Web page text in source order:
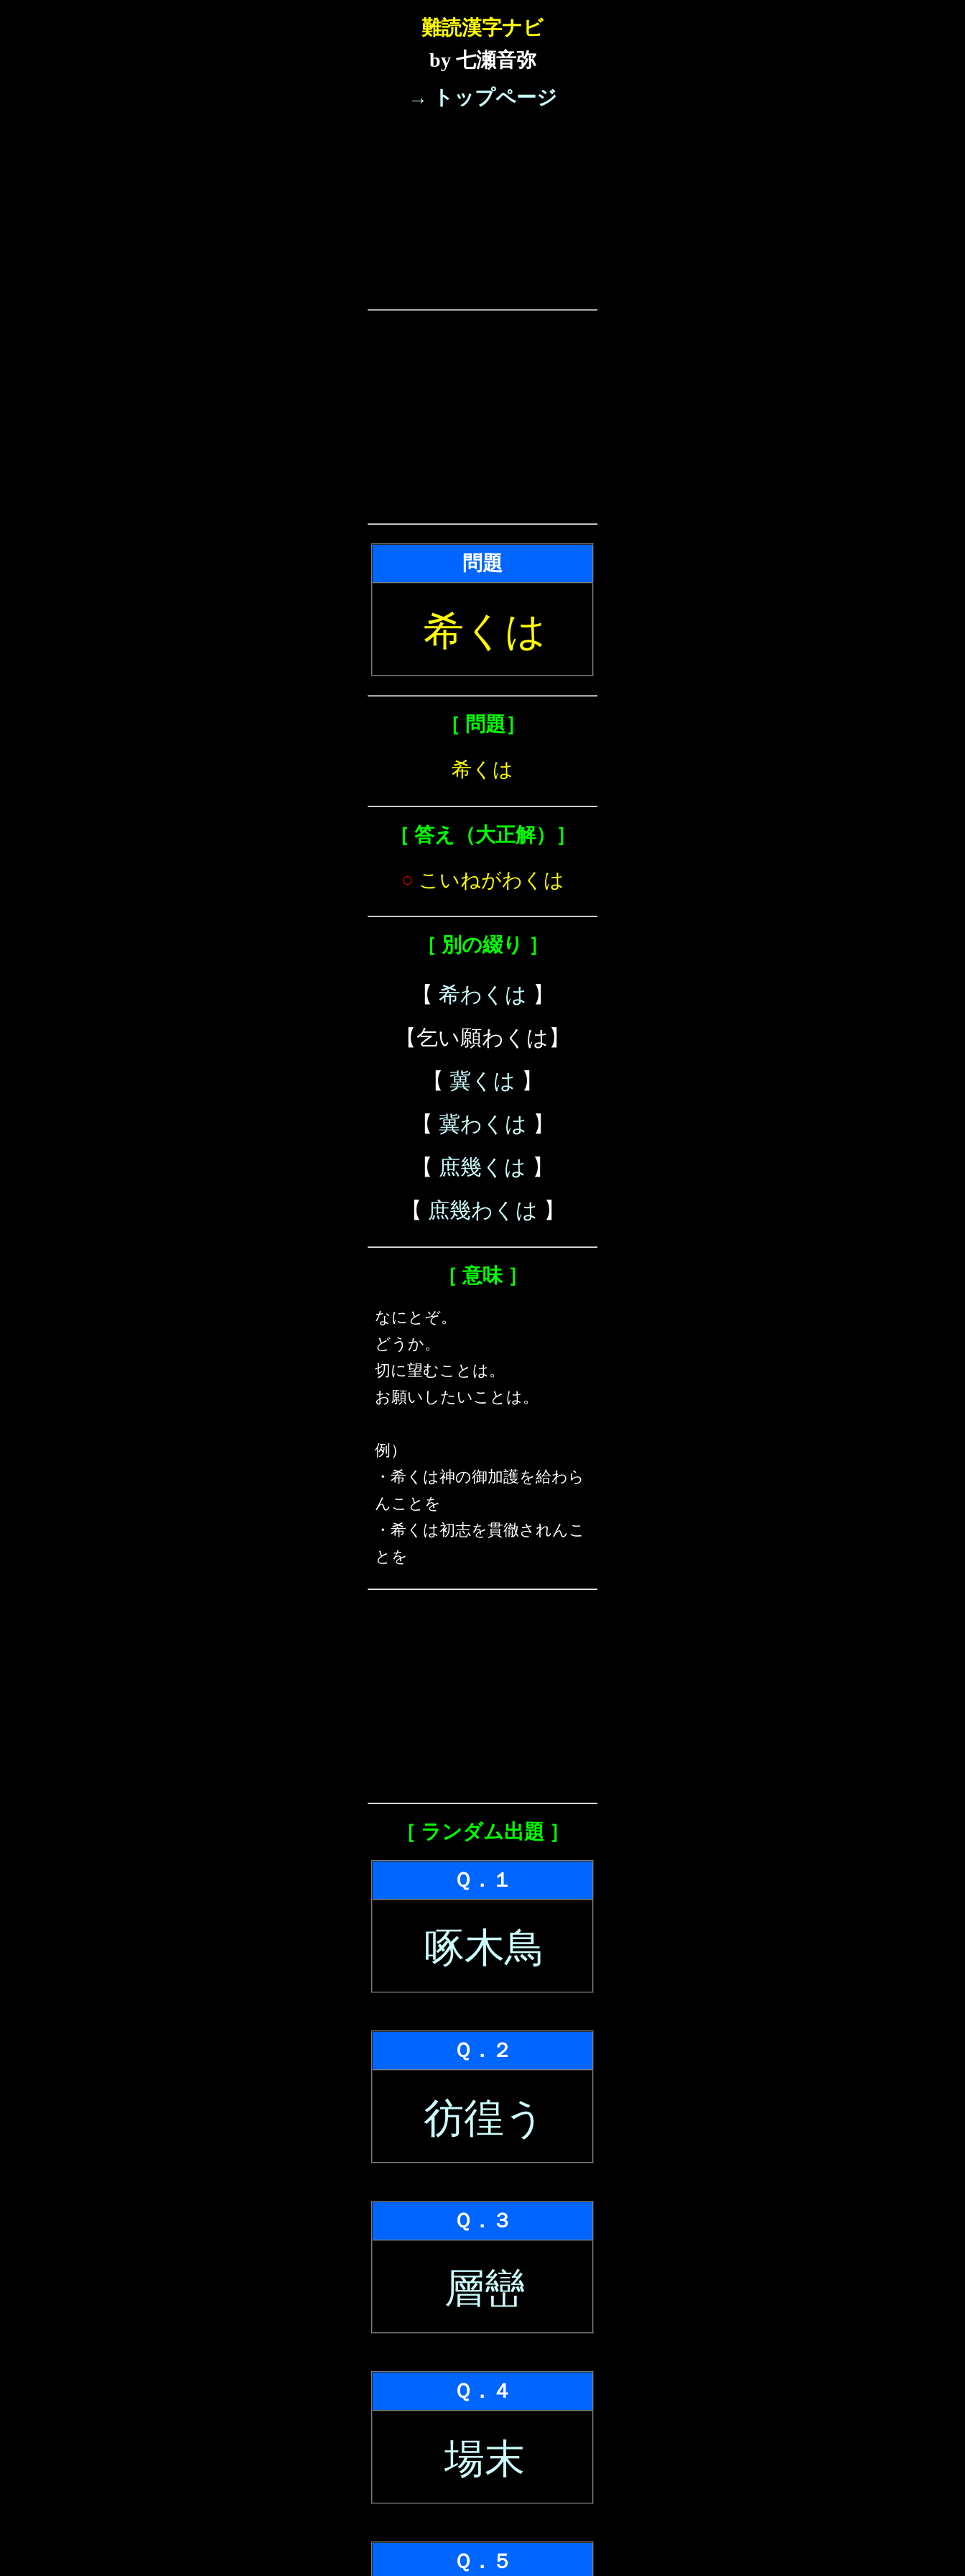
難読漢字ナビ
by 七瀬音弥
→ トップページ
問題
希くは
［ 問題］
希くは
［ 答え（大正解）］
○ こいねがわくは
［ 別の綴り ］
【 希わくは 】
【乞い願わくは】
【 冀くは 】
【 冀わくは 】
【 庶幾くは 】
【 庶幾わくは 】
［ 意味 ］
なにとぞ。
どうか。
切に望むことは。
お願いしたいことは。
例）
・希くは神の御加護を給わら
んことを
・希くは初志を貫徹されんこ
とを
［ ランダム出題 ］
Ｑ．１
啄木鳥
Ｑ．２
彷徨う
Ｑ．３
層巒
Ｑ．４
場末
Ｑ．５